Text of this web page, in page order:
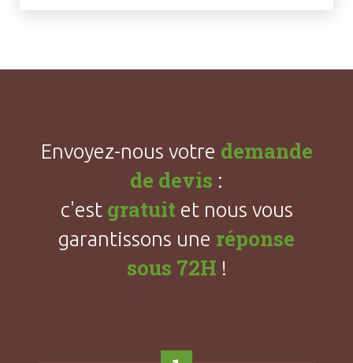
Envoyez-nous votre demande
de devis :
c'est gratuit et nous vous
garantissons une réponse
sous 72H !